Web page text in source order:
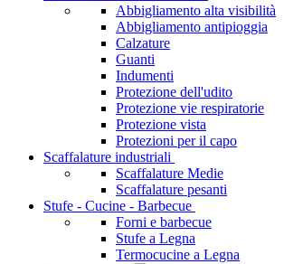
Abbigliamento alta visibilità
Abbigliamento antipioggia
Calzature
Guanti
Indumenti
Protezione dell'udito
Protezione vie respiratorie
Protezione vista
Protezioni per il capo
Scaffalature industriali
Scaffalature Medie
Scaffalature pesanti
Stufe - Cucine - Barbecue
Forni e barbecue
Stufe a Legna
Termocucine a Legna